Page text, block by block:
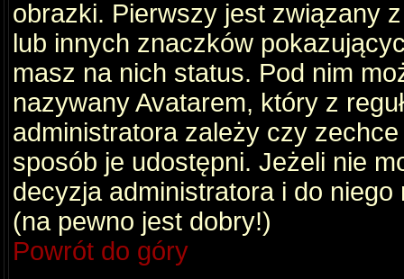
obrazki. Pierwszy jest związany
lub innych znaczków
masz na nich status. Pod nim
nazywany Avatarem, który z
administratora zależy czy
sposób je udostępni. Jeżeli nie
decyzja administratora i do
(na pewno jest dobry!)
Powrót do góry